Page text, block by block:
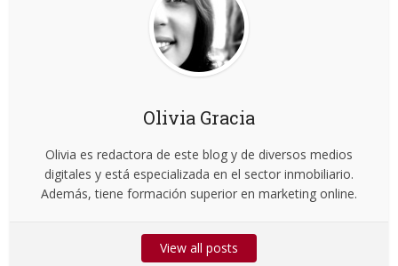
Olivia Gracia
Olivia es redactora de este blog y de diversos medios
digitales y está especializada en el sector inmobiliario.
Además, tiene formación superior en marketing online.
View all posts